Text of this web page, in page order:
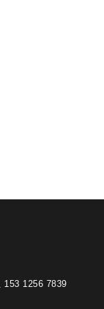
153 1256 7839